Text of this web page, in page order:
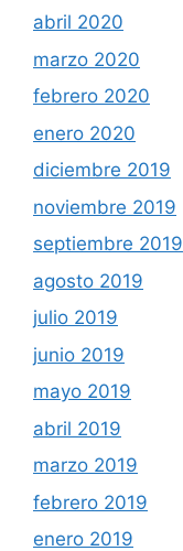
abril 2020
marzo 2020
febrero 2020
enero 2020
diciembre 2019
noviembre 2019
septiembre 2019
agosto 2019
julio 2019
junio 2019
mayo 2019
abril 2019
marzo 2019
febrero 2019
enero 2019